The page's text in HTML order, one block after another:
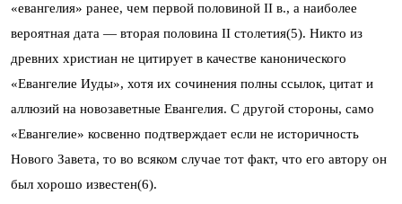
«евангелия» ранее, чем первой половиной II в., а наиболее
вероятная дата — вторая половина II столетия(5). Никто из
древних христиан не цитирует в качестве канонического
«Евангелие Иуды», хотя их сочинения полны ссылок, цитат и
аллюзий на новозаветные Евангелия. С другой стороны, само
«Евангелие» косвенно подтверждает если не историчность
Нового Завета, то во всяком случае тот факт, что его автору он
был хорошо известен(6).